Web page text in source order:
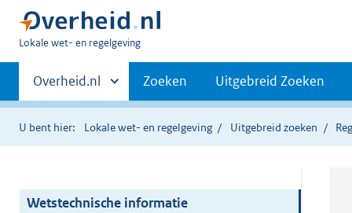
U
hier:
Lokale wet- en regelgeving
Primaire
navigatie
Andere
sites
binnen
Overheid.nl Zoeken Uitgebreid Zoeken
U bent hier: Lokale wet- en regelgeving Uitgebreid zoeken
Wetstechnische informatie